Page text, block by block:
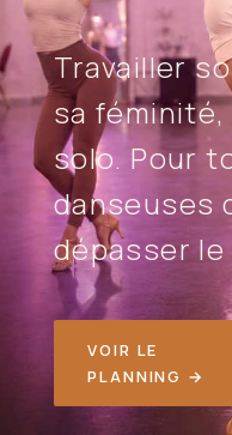
Travailler
sa
solo. Pour
danseuses
dépasser le
VOIR LE
PLANNING →